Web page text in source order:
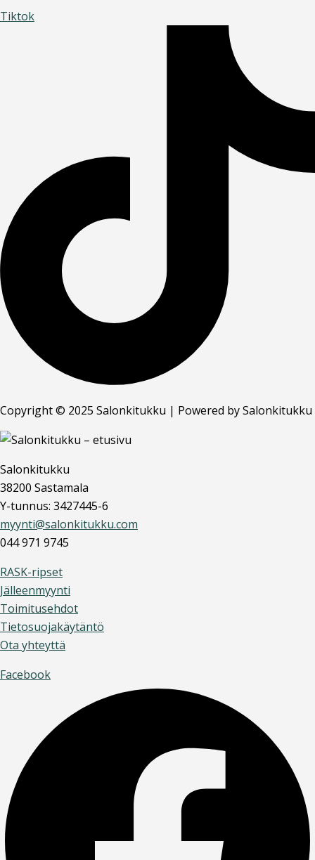
Tiktok
Copyright © 2025 Salonkitukku | Powered by Salonkitukku
Salonkitukku
38200 Sastamala
Y-tunnus: 3427445-6
myynti@salonkitukku.com
044 971 9745
RASK-ripset
Jälleenmyynti
Toimitusehdot
Tietosuojakäytäntö
Ota yhteyttä
Facebook